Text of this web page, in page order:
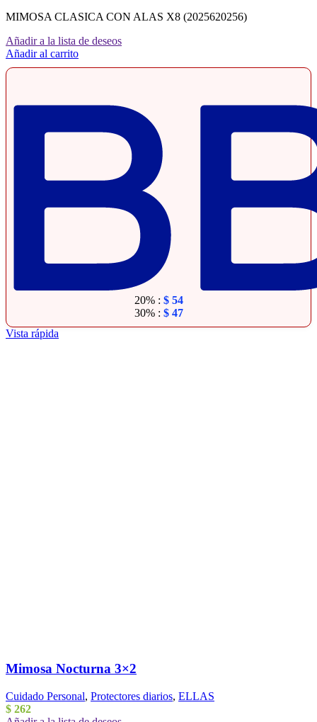
MIMOSA CLASICA CON ALAS X8 (2025620256)
Añadir a la lista de deseos
Añadir al carrito
20% : $54
30% : $47
Vista rápida
Mimosa Nocturna 3×2
Cuidado Personal, Protectores diarios, ELLAS
$ 262